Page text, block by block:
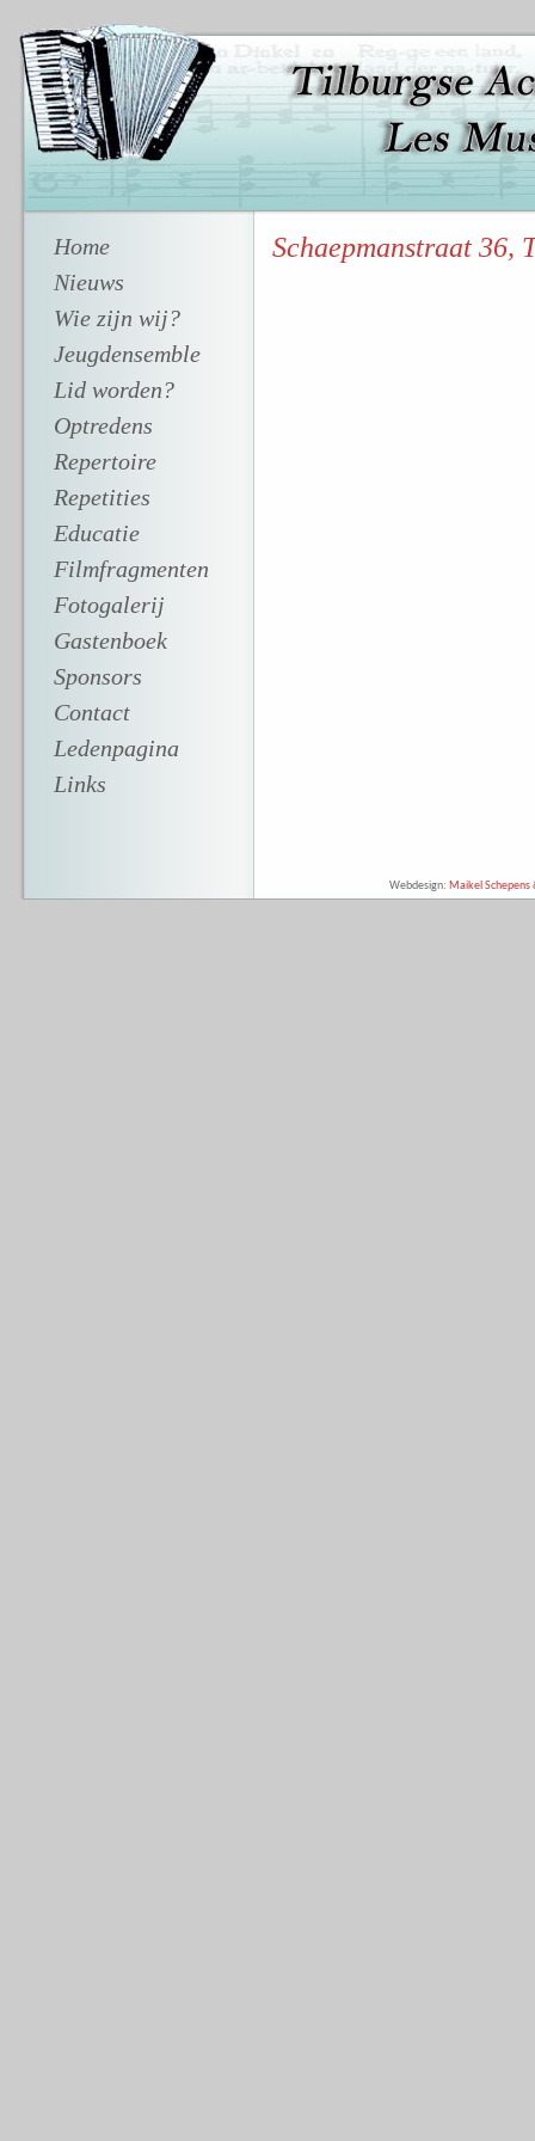
Home
Nieuws
Wie zijn wij?
Jeugdensemble
Lid worden?
Optredens
Repertoire
Repetities
Educatie
Filmfragmenten
Fotogalerij
Gastenboek
Sponsors
Contact
Ledenpagina
Links
Schaepmanstraat 36,
Webdesign: Maikel Schepens